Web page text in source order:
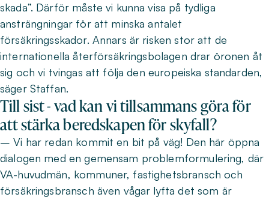
skada”. Därför måste vi kunna visa på tydliga
ansträngningar för att minska antalet
försäkringsskador. Annars är risken stor att de
internationella återförsäkringsbolagen drar öronen åt
sig och vi tvingas att följa den europeiska standarden,
säger Staffan.
Till sist - vad kan vi tillsammans göra för
att stärka beredskapen för skyfall?
– Vi har redan kommit en bit på väg! Den här öppna
dialogen med en gemensam problemformulering, där
VA-huvudmän, kommuner, fastighetsbransch och
försäkringsbransch även vågar lyfta det som är